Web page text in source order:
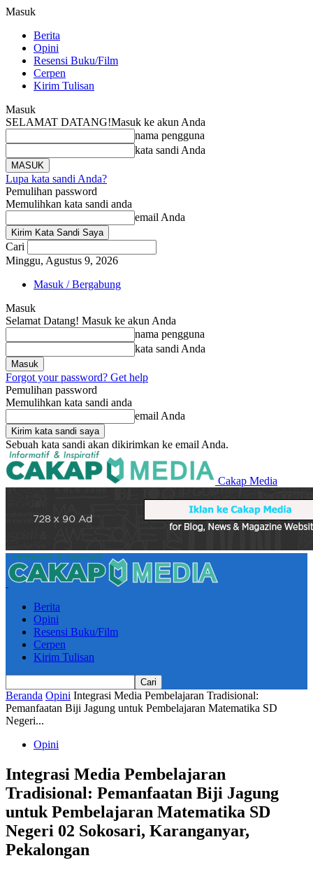
Masuk
Berita
Opini
Resensi Buku/Film
Cerpen
Kirim Tulisan
Masuk
SELAMAT DATANG!Masuk ke akun Anda
nama pengguna
kata sandi Anda
Lupa kata sandi Anda?
Pemulihan password
Memulihkan kata sandi anda
email Anda
Cari
Minggu, Agustus 9, 2026
Masuk / Bergabung
Masuk
Selamat Datang! Masuk ke akun Anda
nama pengguna
kata sandi Anda
Forgot your password? Get help
Pemulihan password
Memulihkan kata sandi anda
email Anda
Sebuah kata sandi akan dikirimkan ke email Anda.
Cakap Media
Berita
Opini
Resensi Buku/Film
Cerpen
Kirim Tulisan
Beranda Opini Integrasi Media Pembelajaran Tradisional:
Pemanfaatan Biji Jagung untuk Pembelajaran Matematika SD
Negeri...
Opini
Integrasi Media Pembelajaran
Tradisional: Pemanfaatan Biji Jagung
untuk Pembelajaran Matematika SD
Negeri 02 Sokosari, Karanganyar,
Pekalongan